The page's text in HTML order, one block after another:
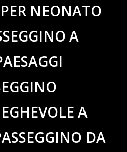
NEONATO
A
A
DA